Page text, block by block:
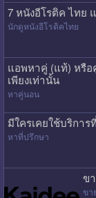
7 หนังอีโรติค ไทย
นักดูหนังอีโรติคไทย
แอพหาคู่ (แท้) หรือ
เพียงเท่านั้น
หาคู่นอน
มีใครเคยใช้บริกา
หาที่ปรึกษา
ข
ขา